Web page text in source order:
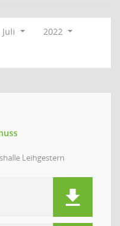
Juli
2022
Leihgestern